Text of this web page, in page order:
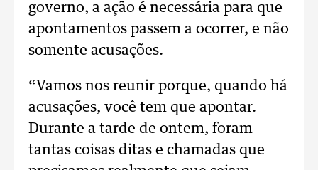
governo, a ação é necessária para que
apontamentos passem a ocorrer, e não
somente acusações.
“Vamos nos reunir porque, quando há
acusações, você tem que apontar.
Durante a tarde de ontem, foram
tantas coisas ditas e chamadas que